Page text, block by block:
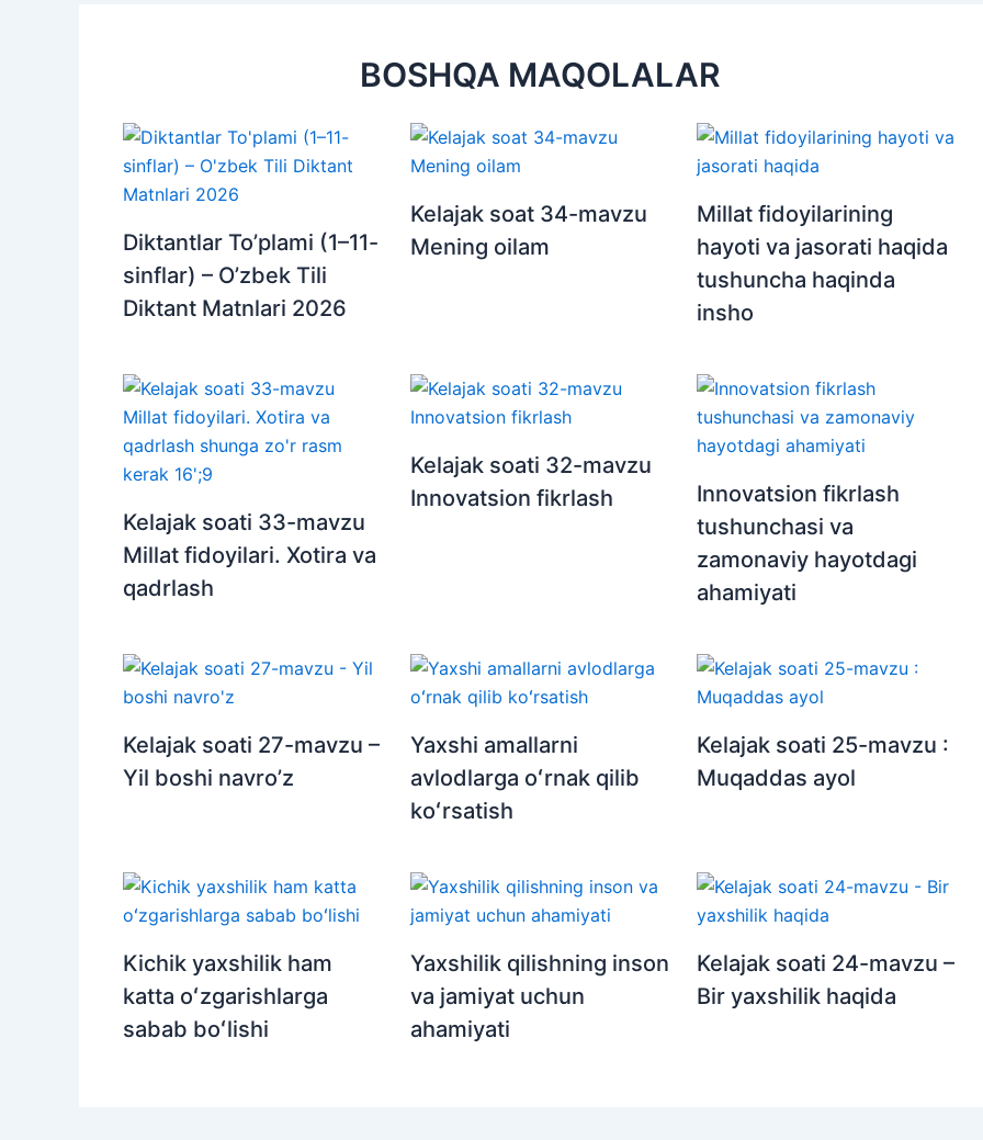
BOSHQA MAQOLALAR
Diktantlar To’plami (1–11-
sinflar) – O’zbek Tili
Diktant Matnlari 2026
Kelajak soat 34-mavzu
Mening oilam
Millat fidoyilarining
hayoti va jasorati haqida
tushuncha haqinda
insho
Kelajak soati 33-mavzu
Millat fidoyilari. Xotira va
qadrlash
Kelajak soati 32-mavzu
Innovatsion fikrlash
Innovatsion fikrlash
tushunchasi va
zamonaviy hayotdagi
ahamiyati
Kelajak soati 27-mavzu –
Yil boshi navro’z
Yaxshi amallarni
avlodlarga oʻrnak qilib
koʻrsatish
Kelajak soati 25-mavzu :
Muqaddas ayol
Kichik yaxshilik ham
katta oʻzgarishlarga
sabab boʻlishi
Yaxshilik qilishning inson
va jamiyat uchun
ahamiyati
Kelajak soati 24-mavzu –
Bir yaxshilik haqida